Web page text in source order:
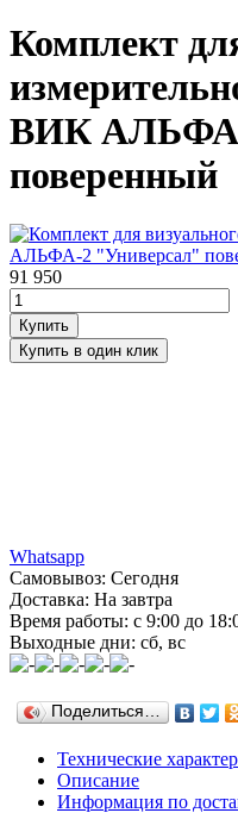
Комплект
ВИК АЛЬФА-
поверенный
91 950
Whatsapp
Самовывоз: Сегодня
Доставка: На завтра
Время работы: с 9:00 до
Выходные дни: сб, вс
Поделиться…
Технические
Описание
Информация по